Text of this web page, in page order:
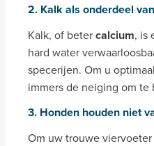
2. Kalk als onderdeel
Kalk, of betercalcium, is
hard water
specerijen. Om u
immers de neiging om
3. Honden houden niet
Om uw trouwe